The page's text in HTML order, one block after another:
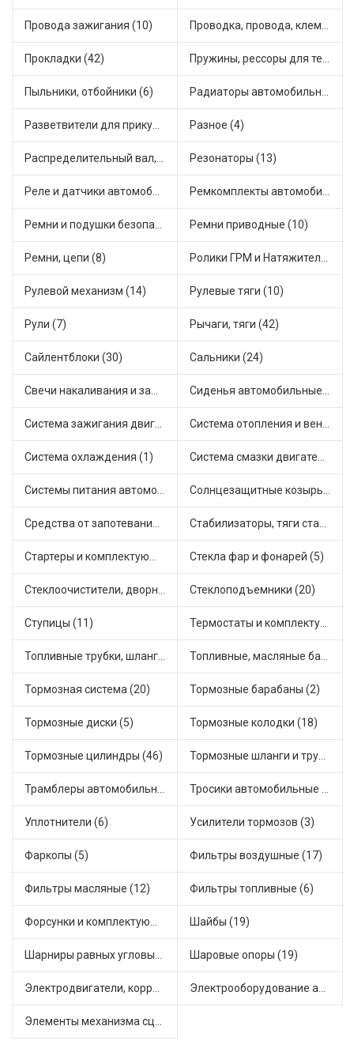
Провода зажигания (10) Проводка, провода, клеммы и разъемы (23)
Прокладки (42) Пружины, рессоры для техники (29)
Пыльники, отбойники (6) Радиаторы автомобильные (17)
Разветвители для прикуривателя (3) Разное (4)
Распределительный вал, шестерни распределительного (7) Резонаторы (13)
Реле и датчики автомобильные (82) Ремкомплекты автомобильные (81)
Ремни и подушки безопасности (9) Ремни приводные (10)
Ремни, цепи (8) Ролики ГРМ и Натяжители (17)
Рулевой механизм (14) Рулевые тяги (10)
Рули (7) Рычаги, тяги (42)
Сайлентблоки (30) Сальники (24)
Свечи накаливания и зажигания (31) Сиденья автомобильные (1)
Система зажигания двигателя (3) Система отопления и вентиляции (17)
Система охлаждения (1) Система смазки двигателя (17)
Системы питания автомобиля (21) Солнцезащитные козырьки для салона автомобиля (3)
Средства от запотевания и размораживатели стекла (1) Стабилизаторы, тяги стабилизатора, стойки стабилиз (3)
Стартеры и комплектующие (38) Стекла фар и фонарей (5)
Стеклоочистители, дворники (1) Стеклоподъемники (20)
Ступицы (11) Термостаты и комплектующие системы охлаждения (55)
Топливные трубки, шланги, магистрали и рампы (3) Топливные, масляные баки (1)
Тормозная система (20) Тормозные барабаны (2)
Тормозные диски (5) Тормозные колодки (18)
Тормозные цилиндры (46) Тормозные шланги и трубки (5)
Трамблеры автомобильные (40) Тросики автомобильные (23)
Уплотнители (6) Усилители тормозов (3)
Фаркопы (5) Фильтры воздушные (17)
Фильтры масляные (12) Фильтры топливные (6)
Форсунки и комплектующие (1) Шайбы (19)
Шарниры равных угловых скоростей, приводные валы (1) Шаровые опоры (19)
Электродвигатели, корректоры и приводы автомобильн (22) Электрооборудование автомобилей (25)
Элементы механизма сцепления (63)